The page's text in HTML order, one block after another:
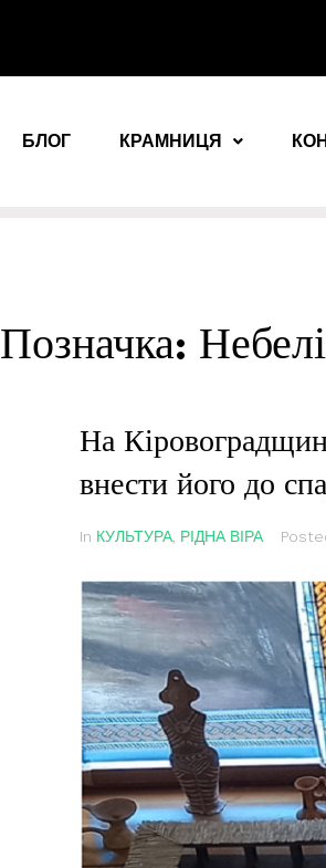
БЛОГ КРАМНИЦЯ
Позначка:
На
внести його до
In КУЛЬТУРА, РІДНА ВІРА